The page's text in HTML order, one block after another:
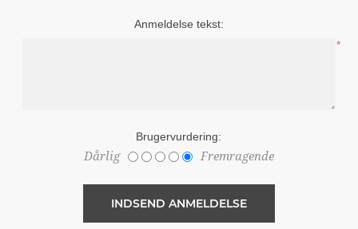
Anmeldelse tekst:
*
Brugervurdering:
Dårlig Fremragende